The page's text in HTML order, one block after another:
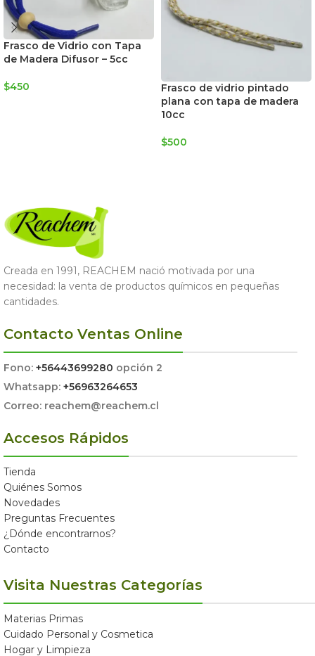
Frasco de Vidrio con Tapa
de Madera Difusor – 5cc
$450
Frasco de vidrio pintado
plana con tapa de madera
10cc
$500
Creada en 1991, REACHEM nació motivada por una
necesidad: la venta de productos químicos en pequeñas
cantidades.
Contacto Ventas Online
Fono: +56443699280 opción 2
Whatsapp: +56963264653
Correo: reachem@reachem.cl
Accesos Rápidos
Tienda
Quiénes Somos
Novedades
Preguntas Frecuentes
¿Dónde encontrarnos?
Contacto
Visita Nuestras Categorías
Materias Primas
Cuidado Personal y Cosmetica
Hogar y Limpieza